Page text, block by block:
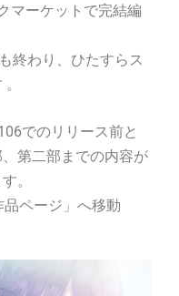
マーケットで完結編
終わり、ひたすらス
でのリリース前と
第二部までの内容が
。
ページ」へ移動